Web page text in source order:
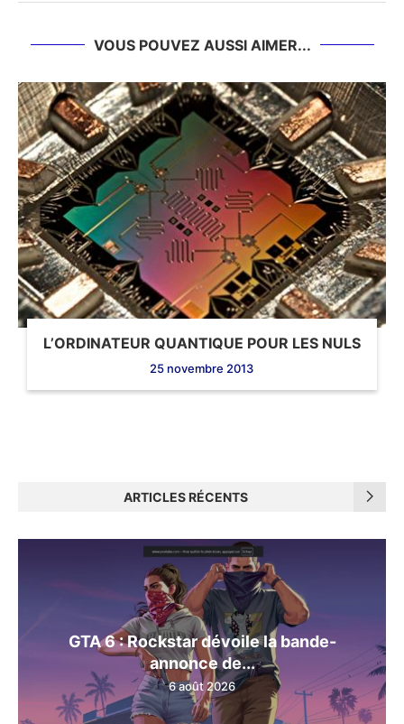
VOUS POUVEZ AUSSI AIMER...
L’ORDINATEUR QUANTIQUE POUR LES NULS
25 novembre 2013
ARTICLES RÉCENTS
GTA 6 : Rockstar dévoile la bande-
annonce de...
6 août 2026